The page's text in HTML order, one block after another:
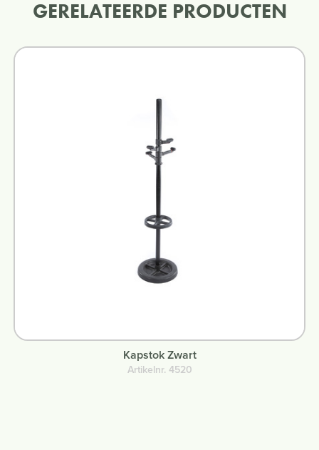
GERELATEERDE PRODUCTEN
Kapstok Zwart
Artikelnr. 4520